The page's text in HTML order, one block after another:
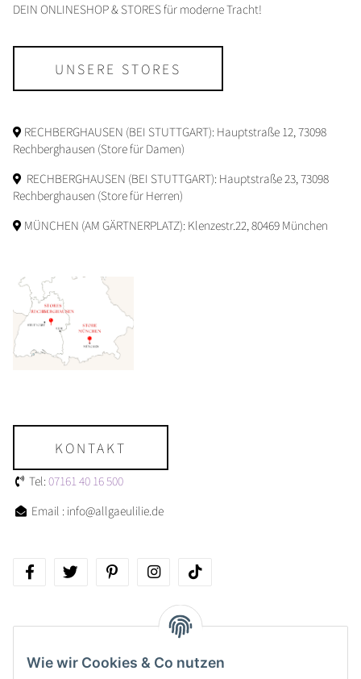
DEIN ONLINESHOP & STORES für moderne Tracht!
UNSERE STORES
RECHBERGHAUSEN (BEI STUTTGART): Hauptstraße 12, 73098
Rechberghausen (Store für Damen)
RECHBERGHAUSEN (BEI STUTTGART): Hauptstraße 23, 73098
Rechberghausen (Store für Herren)
MÜNCHEN (AM GÄRTNERPLATZ): Klenzestr.22, 80469 München
KONTAKT
Tel: 07161 40 16 500
Email : info@allgaeulilie.de
Wie wir Cookies & Co nutzen